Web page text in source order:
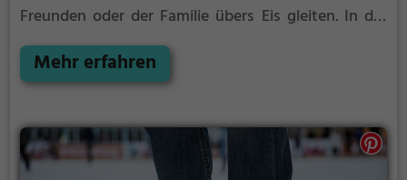
Freunden oder der Familie übers Eis gleiten. In der
ganze Familie geboten. Kleinere Kinder oder
Anfänger können sich mit Laufhilfen aufs Eis wagen.
Mehr erfahren